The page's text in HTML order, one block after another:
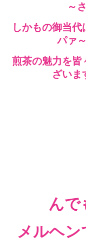
～
しかもの御当
パァ
煎茶の魅力を皆
ざいま
んで
メルヘ